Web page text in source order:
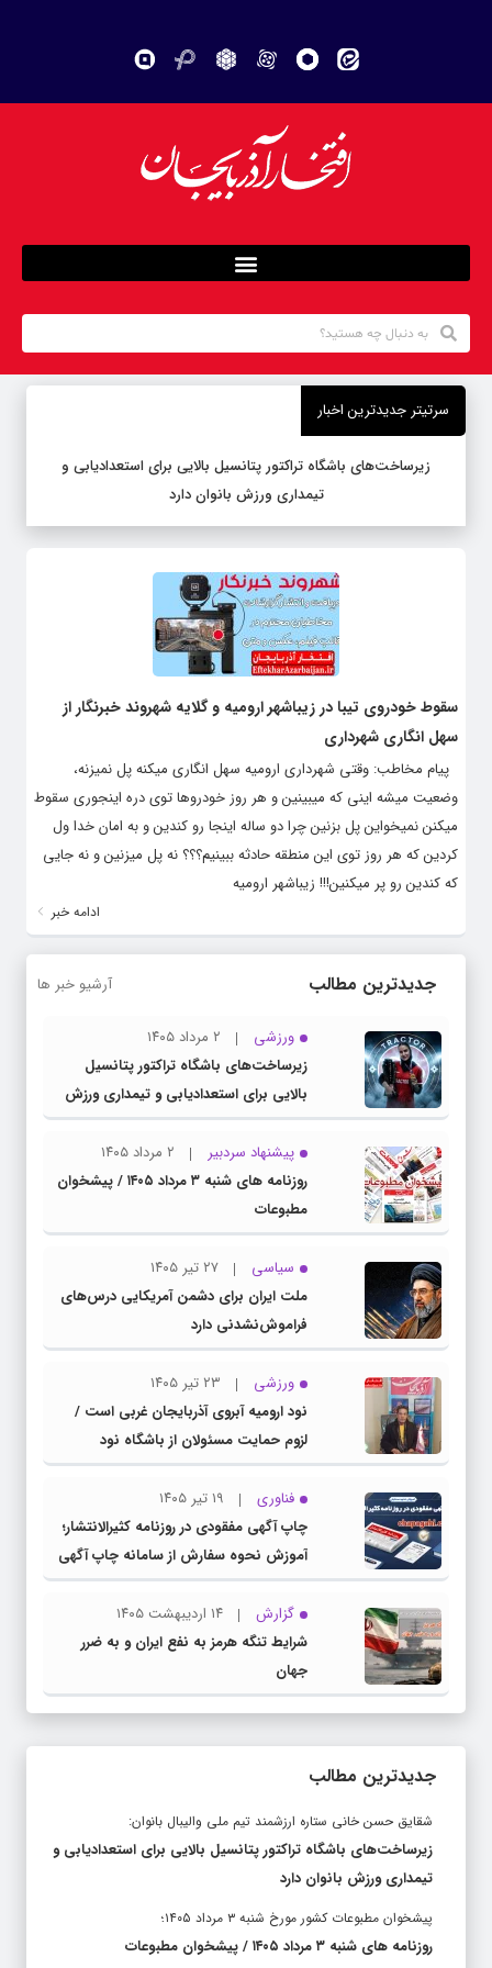
سرتیتر جدیدترین اخبار
زیرساخت‌های باشگاه تراکتور پتانسیل بالایی برای استعدادیابی و
تیمداری ورزش بانوان دارد
سقوط خودروی تیبا در زیباشهر ارومیه و گلایه شهروند خبرنگار از
سهل انگاری شهرداری
پیام مخاطب: وقتی شهرداری ارومیه سهل انگاری میکنه پل نمیزنه،
وضعیت میشه اینی که میبینین و هر روز خودروها توی دره اینجوری سقوط
میکنن نمیخواین پل بزنین چرا دو ساله اینجا رو کندین و به امان خدا ول
کردین که هر روز توی این منطقه حادثه ببینیم؟؟؟ نه پل میزنین و نه جایی
که کندین رو پر میکنین!!! زیباشهر ارومیه
ادامه خبر
جدیدترین مطالب آرشیو خبر ها
ورزشی
۲ مرداد ۱۴۰۵
زیرساخت‌های باشگاه تراکتور پتانسیل
بالایی برای استعدادیابی و تیمداری ورزش
بانوان دارد
پیشنهاد سردبیر
۲ مرداد ۱۴۰۵
روزنامه های شنبه ۳ مرداد ۱۴۰۵ / پیشخوان
مطبوعات
سیاسی
۲۷ تیر ۱۴۰۵
ملت ایران برای دشمن آمریکایی درس‌های
فراموش‌نشدنی دارد
ورزشی
۲۳ تیر ۱۴۰۵
نود ارومیه آبروی آذربایجان غربی است /
لزوم حمایت مسئولان از باشگاه نود
فناوری
۱۹ تیر ۱۴۰۵
چاپ آگهی مفقودی در روزنامه کثیرالانتشار؛
آموزش نحوه سفارش از سامانه چاپ آگهی
دات کام
گزارش
۱۴ اردیبهشت ۱۴۰۵
شرایط تنگه هرمز به نفع ایران و به ضرر
جهان
جدیدترین مطالب
شقایق حسن خانی ستاره ارزشمند تیم ملی والیبال بانوان:
زیرساخت‌های باشگاه تراکتور پتانسیل بالایی برای استعدادیابی و
تیمداری ورزش بانوان دارد
پیشخوان مطبوعات کشور مورخ شنبه ۳ مرداد ۱۴۰۵؛
روزنامه های شنبه ۳ مرداد ۱۴۰۵ / پیشخوان مطبوعات